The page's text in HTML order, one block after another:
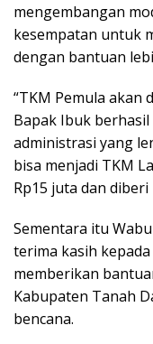
mengembangan
kesempatan untuk
dengan bantuan
“TKM Pemula akan
Bapak Ibuk
administrasi yang
bisa menjadi TKM
Rp15 juta dan
Sementara itu
terima kasih
memberikan
Kabupaten Tanah
bencana.